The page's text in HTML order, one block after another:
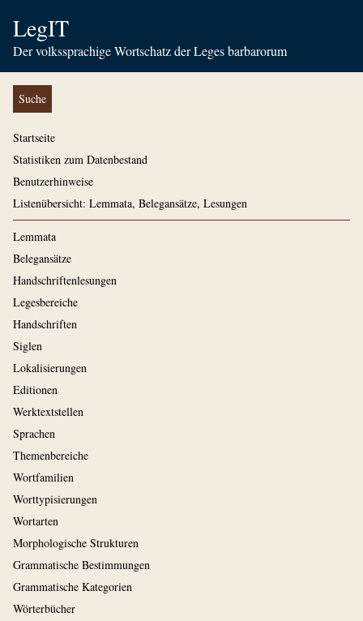
LegIT
Der volkssprachige Wortschatz der Leges barbarorum
Suche
Startseite
Statistiken zum Datenbestand
Benutzerhinweise
Listenübersicht: Lemmata, Belegansätze, Lesungen
Lemmata
Belegansätze
Handschriftenlesungen
Legesbereiche
Handschriften
Siglen
Lokalisierungen
Editionen
Werktextstellen
Sprachen
Themenbereiche
Wortfamilien
Worttypisierungen
Wortarten
Morphologische Strukturen
Grammatische Bestimmungen
Grammatische Kategorien
Wörterbücher